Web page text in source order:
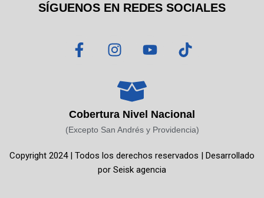
SÍGUENOS EN REDES SOCIALES
F
a
o
o
-
I
n
t
a
g
r
m
Y
o
b
e
T
i
k
Cobertura Nivel Nacional
(Excepto San Andrés y Providencia)
Copyright 2024 | Todos los derechos reservados | Desarrollado
por Seisk agencia